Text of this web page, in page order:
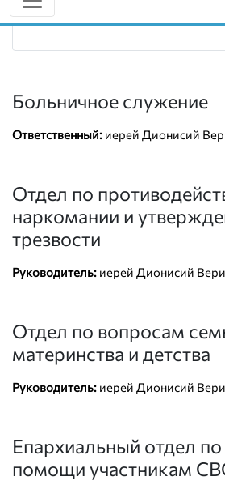
vk.com/club223264271
Больничное служение
Ответственный: иерей Дионисий
Отдел по
наркомании и
трезвости
Руководитель: иерей Дионисий
Отдел по вопросам
материнства и детства
Руководитель: иерей Дионисий
Епархиальный отдел
помощи участникам